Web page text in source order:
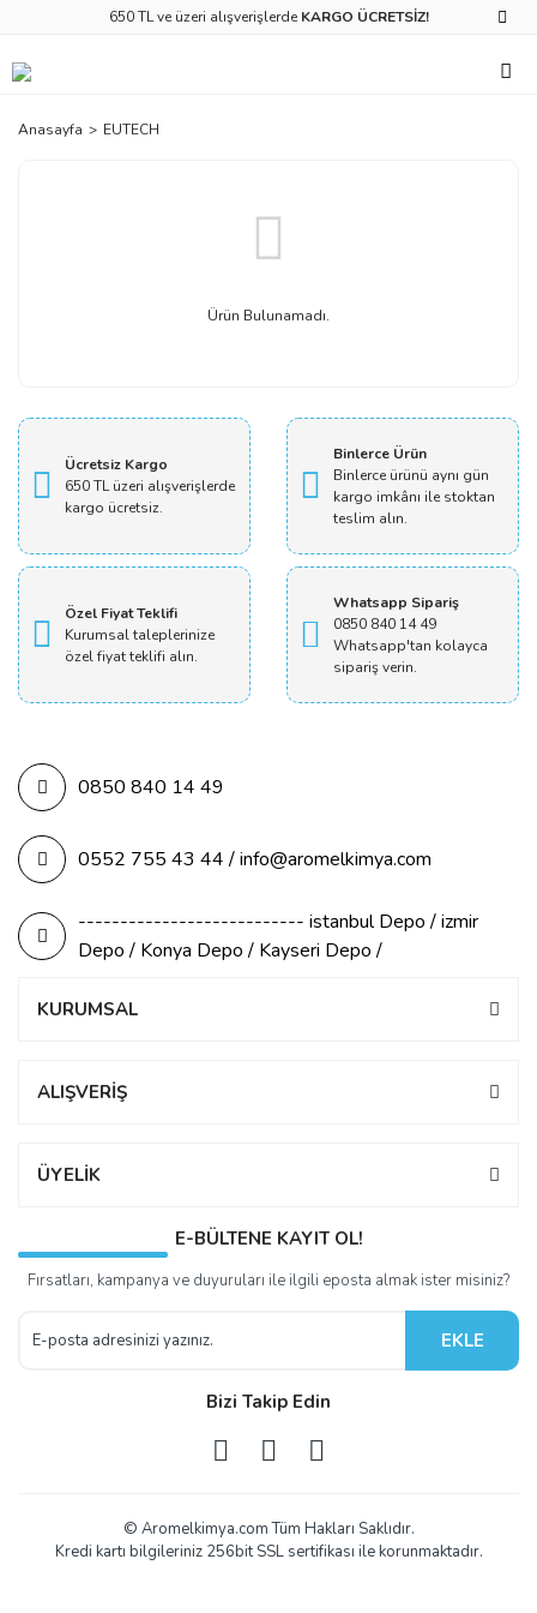
650 TL ve üzeri alışverişlerde KARGO ÜCRETSİZ!
Anasayfa EUTECH
Ürün Bulunamadı.
Ücretsiz Kargo
650 TL üzeri alışverişlerde
kargo ücretsiz.
Binlerce Ürün
Binlerce ürünü aynı gün
kargo imkânı ile stoktan
teslim alın.
Özel Fiyat Teklifi
Kurumsal taleplerinize
özel fiyat teklifi alın.
Whatsapp Sipariş
0850 840 14 49
Whatsapp'tan kolayca
sipariş verin.
0850 840 14 49
0552 755 43 44 / info@aromelkimya.com
--------------------------- istanbul Depo / izmir
Depo / Konya Depo / Kayseri Depo /
KURUMSAL
ALIŞVERİŞ
ÜYELİK
E-BÜLTENE KAYIT OL!
Fırsatları, kampanya ve duyuruları ile ilgili eposta almak ister misiniz?
EKLE
Bizi Takip Edin
© Aromelkimya.com Tüm Hakları Saklıdır.
Kredi kartı bilgileriniz 256bit SSL sertifikası ile korunmaktadır.